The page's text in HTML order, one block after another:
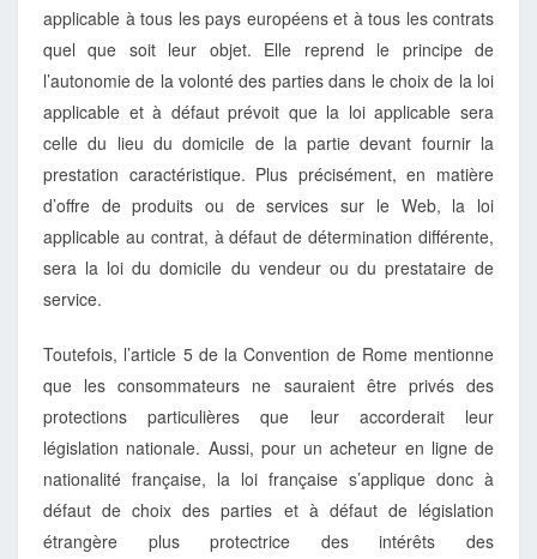
applicable à tous les pays européens et à tous les contrats
quel que soit leur objet. Elle reprend le principe de
l’autonomie de la volonté des parties dans le choix de la loi
applicable et à défaut prévoit que la loi applicable sera
celle du lieu du domicile de la partie devant fournir la
prestation caractéristique. Plus précisément, en matière
d’offre de produits ou de services sur le Web, la loi
applicable au contrat, à défaut de détermination différente,
sera la loi du domicile du vendeur ou du prestataire de
service.
Toutefois, l’article 5 de la Convention de Rome mentionne
que les consommateurs ne sauraient être privés des
protections particulières que leur accorderait leur
législation nationale. Aussi, pour un acheteur en ligne de
nationalité française, la loi française s’applique donc à
défaut de choix des parties et à défaut de législation
étrangère plus protectrice des intérêts des